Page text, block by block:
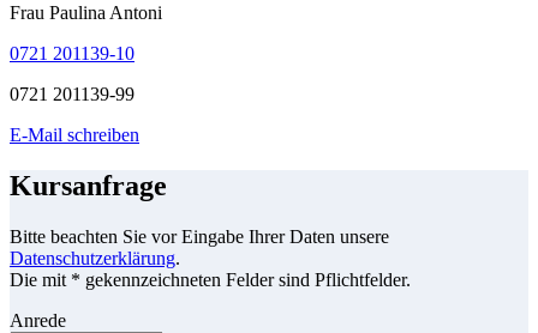
Frau Paulina Antoni
0721 201139-10
0721 201139-99
E-Mail schreiben
Kursanfrage
Bitte beachten Sie vor Eingabe Ihrer Daten unsere
Datenschutzerklärung.
Die mit * gekennzeichneten Felder sind Pflichtfelder.
Anrede